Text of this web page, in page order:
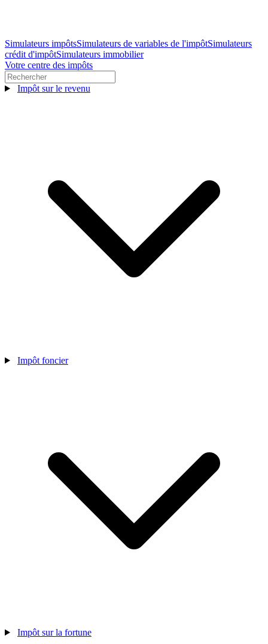
Simulateurs impôtsSimulateurs de variables de l'impôtSimulateurs
crédit d'impôtSimulateurs immobilier
Votre centre des impôts
Impôt sur le revenu
Impôt foncier
Impôt sur la fortune